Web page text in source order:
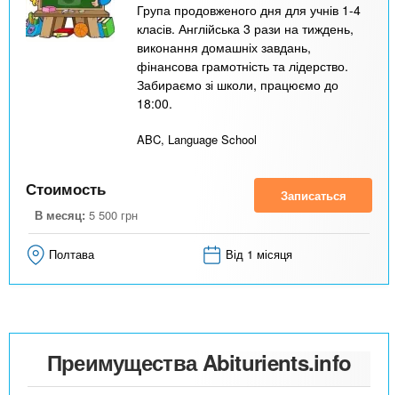
Група продовженого дня для учнів 1-4
класів. Англійська 3 рази на тиждень,
виконання домашніх завдань,
фінансова грамотність та лідерство.
Забираємо зі школи, працюємо до
18:00.
ABC, Language School
Стоимость
В месяц: 5 500 грн
Записаться
Полтава Від 1 місяця
Преимущества Abiturients.info